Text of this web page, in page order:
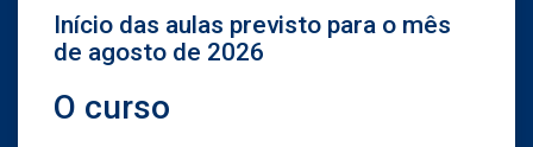
Início das aulas previsto para o mês
de agosto de 2026
O curso